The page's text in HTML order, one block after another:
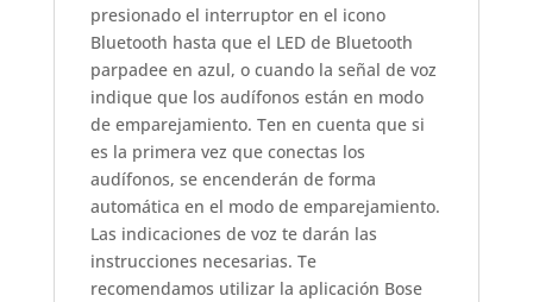
presionado el interruptor en el icono
Bluetooth hasta que el LED de Bluetooth
parpadee en azul, o cuando la señal de voz
indique que los audífonos están en modo
de emparejamiento. Ten en cuenta que si
es la primera vez que conectas los
audífonos, se encenderán de forma
automática en el modo de emparejamiento.
Las indicaciones de voz te darán las
instrucciones necesarias. Te
recomendamos utilizar la aplicación Bose